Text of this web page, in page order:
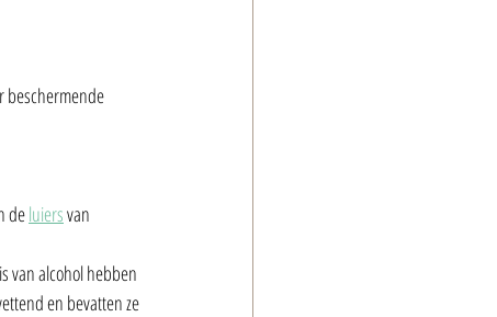
beschermende
de luiers van
van alcohol hebben
en bevatten ze